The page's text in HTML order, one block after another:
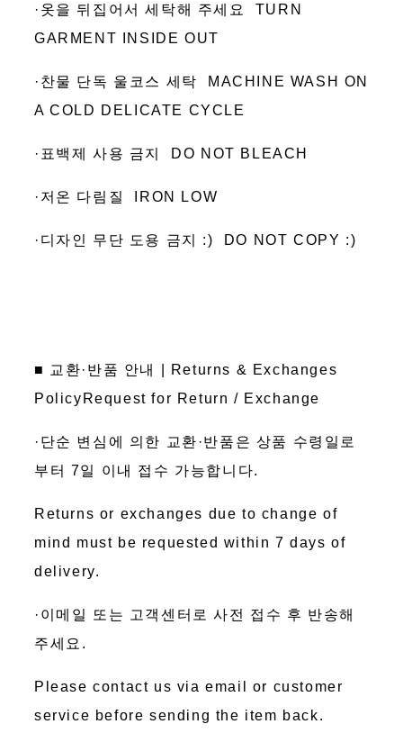
·옷을 뒤집어서 세탁해 주세요 TURN
GARMENT INSIDE OUT
·찬물 단독 울코스 세탁 MACHINE WASH ON
A COLD DELICATE CYCLE
·표백제 사용 금지 DO NOT BLEACH
·저온 다림질 IRON LOW
·디자인 무단 도용 금지 :) DO NOT COPY :)
■ 교환·반품 안내 | Returns & Exchanges
PolicyRequest for Return / Exchange
·단순 변심에 의한 교환·반품은 상품 수령일로
부터 7일 이내 접수 가능합니다.
Returns or exchanges due to change of
mind must be requested within 7 days of
delivery.
·이메일 또는 고객센터로 사전 접수 후 반송해
주세요.
Please contact us via email or customer
service before sending the item back.